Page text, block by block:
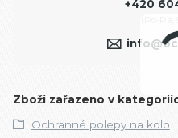
+420
Zboží zařazeno v
Ochranné polepy na kolo